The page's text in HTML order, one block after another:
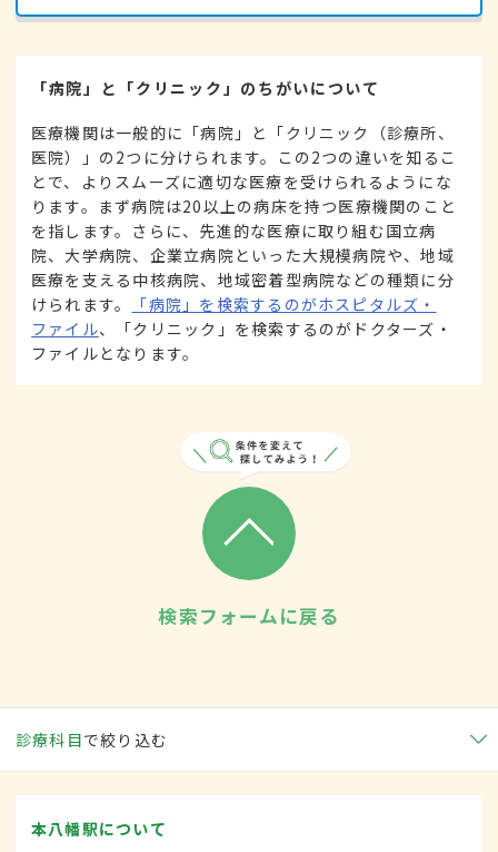
「病院」と「クリニック」のちがいについて
医療機関は一般的に「病院」と「クリニック（診療所、
医院）」の2つに分けられます。この2つの違いを知るこ
とで、よりスムーズに適切な医療を受けられるようにな
ります。まず病院は20以上の病床を持つ医療機関のこと
を指します。さらに、先進的な医療に取り組む国立病
院、大学病院、企業立病院といった大規模病院や、地域
医療を支える中核病院、地域密着型病院などの種類に分
けられます。
「病院」を検索するのがホスピタルズ・
ファイル、「クリニック」を検索するのがドクターズ・
ファイルとなります。
検索フォームに戻る
診療科目で絞り込む
本八幡駅について